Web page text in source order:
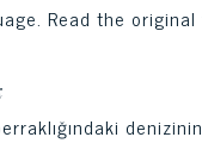
Read the